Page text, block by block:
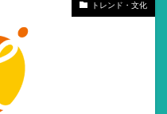
トレンド・文化